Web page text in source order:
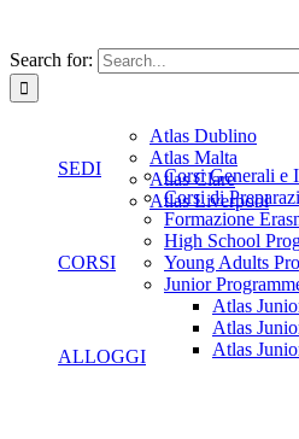
Search for:
SEDI
Atlas Dublino
Atlas Malta
Atlas Clare
Atlas Liverpool
CORSI
Corsi Generali e
Corsi di
Formazione
High School
Young Adults
Junior
Atlas
Atlas
Atlas
ALLOGGI